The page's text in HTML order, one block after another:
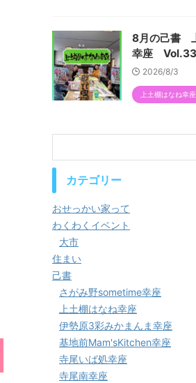
8月の己書
幸座 Vol.33
2026/8/3
上土棚はなね幸座
カテゴリー
おせっかい家って
わくわくイベント
大市
住まい
己書
さがみ野sometime幸座
上土棚はなね幸座
伊勢原3彩みかまんま幸座
基地前Mam'sKitchen幸座
寺尾いば処幸座
寺尾南幸座